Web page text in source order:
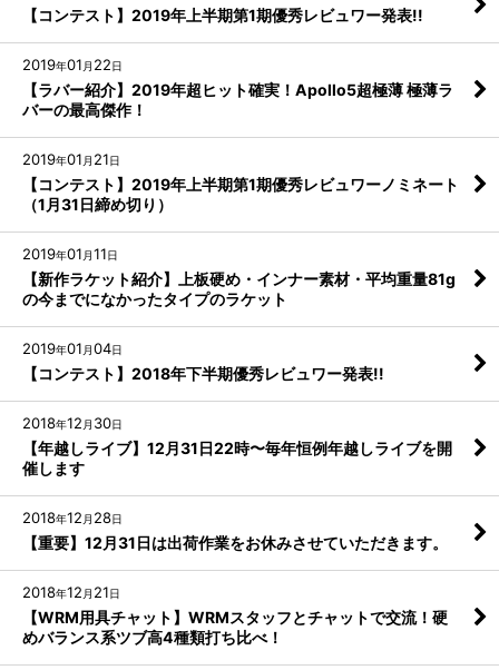
【コンテスト】2019年上半期第1期優秀レビュワー発表!!
2019年01 月 22日
【ラバー紹介】2019年超ヒット確実！Apollo5超極薄 極薄ラ
バーの最高傑作！
2019年01 月 21日
【コンテスト】2019年上半期第1期優秀レビュワーノミネート
（1月31日締め切り）
2019年01 月11日
【新作ラケット紹介】上板硬め・インナー素材・平均重量81g
の今までになかったタイプのラケット
2019年01 月04日
【コンテスト】2018年下半期優秀レビュワー発表!!
2018年12 月 30日
【年越しライブ】12月31日22時〜毎年恒例年越しライブを開
催します
2018年12 月 28日
【重要】12月31日は出荷作業をお休みさせていただきます。
2018年12 月 21日
【WRM用具チャット】WRMスタッフとチャットで交流！硬
めバランス系ツブ高4種類打ち比べ！